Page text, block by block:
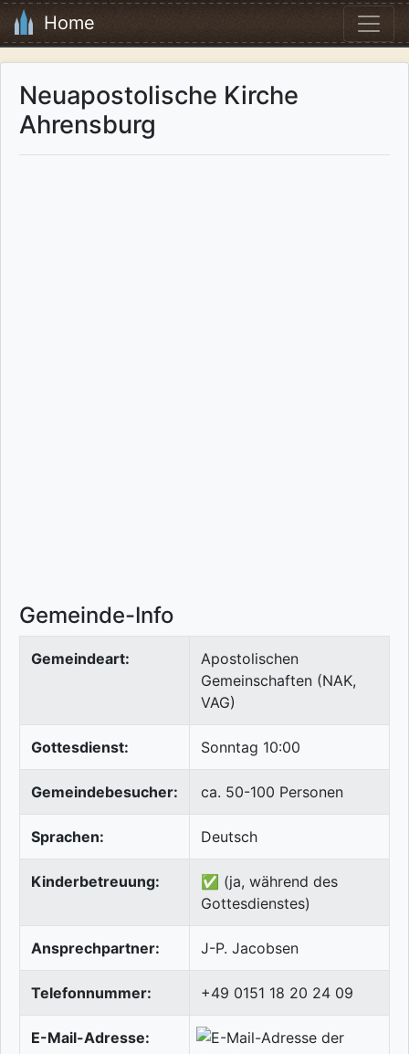
Home
Neuapostolische Kirche
Ahrensburg
Gemeinde-Info
Gemeindeart:
Apostolischen
Gemeinschaften (NAK,
VAG)
Gottesdienst: Sonntag 10:00
Gemeindebesucher: ca. 50-100 Personen
Sprachen: Deutsch
Kinderbetreuung:
✅ (ja, während des
Gottesdienstes)
Ansprechpartner: J-P. Jacobsen
Telefonnummer: +49 0151 18 20 24 09
E-Mail-Adresse: